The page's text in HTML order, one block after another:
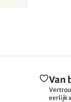
Van
eerlijk